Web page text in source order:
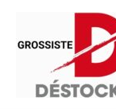
contenu